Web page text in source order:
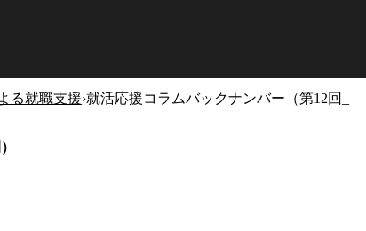
る就職支援›就活応援コラムバックナンバー（第12回_